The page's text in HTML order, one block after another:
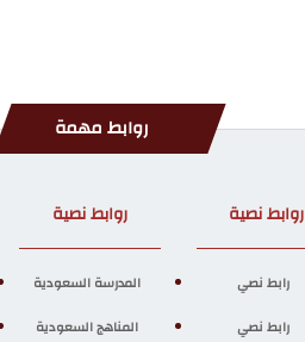
روابط مهمة
روابط نصية
رابط نصي
رابط نصي
روابط نصية
المدرسة السعودية
المناهج السعودية